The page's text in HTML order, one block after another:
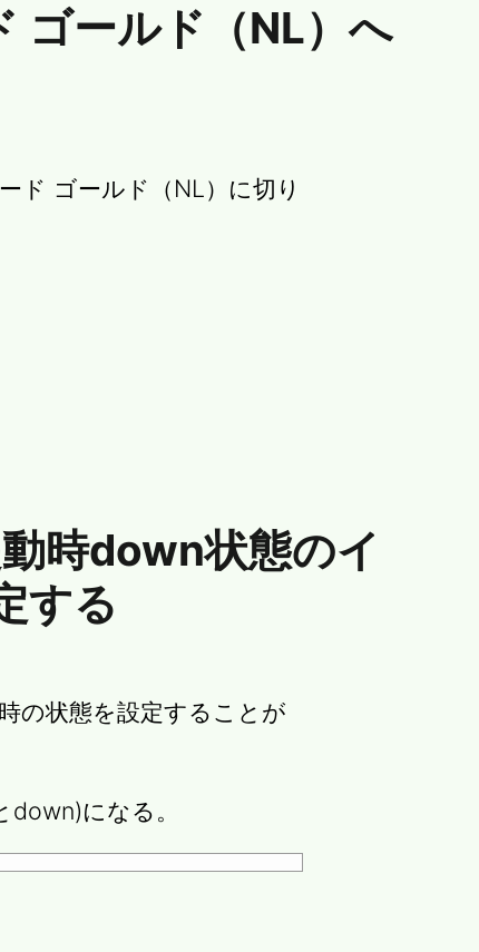
ゴールド（NL）へ
ド ゴールド（NL）に切り
時down状態のイ
する
の状態を設定することが
になる。